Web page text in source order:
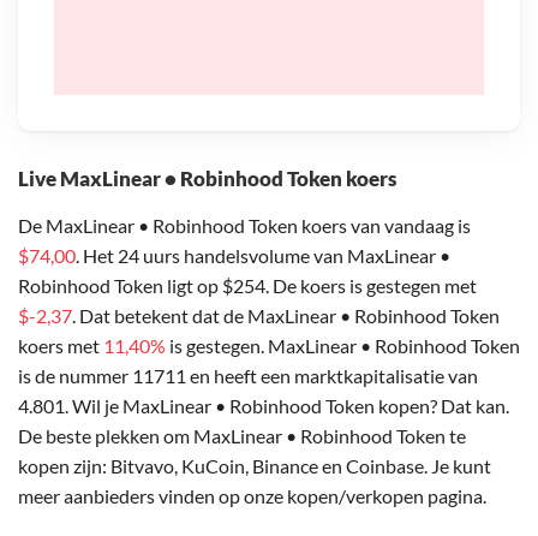
Live MaxLinear • Robinhood Token koers
De MaxLinear • Robinhood Token koers van vandaag is
$74,00. Het 24 uurs handelsvolume van MaxLinear •
Robinhood Token ligt op $254. De koers is gestegen met
$-2,37. Dat betekent dat de MaxLinear • Robinhood Token
koers met 11,40% is gestegen. MaxLinear • Robinhood Token
is de nummer 11711 en heeft een marktkapitalisatie van
4.801. Wil je MaxLinear • Robinhood Token kopen? Dat kan.
De beste plekken om MaxLinear • Robinhood Token te
kopen zijn: Bitvavo, KuCoin, Binance en Coinbase. Je kunt
meer aanbieders vinden op onze kopen/verkopen pagina.